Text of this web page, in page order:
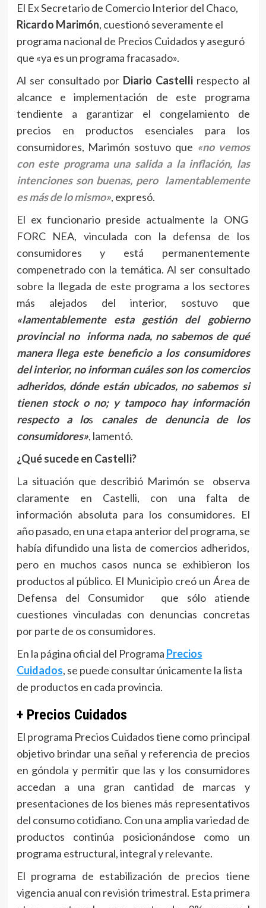
El Ex Secretario de Comercio Interior del Chaco,
Ricardo Marimón, cuestionó severamente el
programa nacional de Precios Cuidados y aseguró
que «ya es un programa fracasado».
Al ser consultado por Diario Castellirespecto al
alcance e implementación de este programa
tendiente a garantizar el congelamiento de
precios en productos esenciales para los
consumidores, Marimón sostuvo que «no vemos
con este programa una salida a la inflación, las
intenciones son buenas, pero lamentablemente
es más de lo mismo», expresó.
El ex funcionario preside actualmente la ONG
FORC NEA, vinculada con la defensa de los
consumidores y está permanentemente
compenetrado con la temática. Al ser consultado
sobre la llegada de este programa a los sectores
más alejados del interior, sostuvo que
«lamentablemente esta gestión del gobierno
provincial no informa nada, no sabemos de qué
manera llega este beneficio a los consumidores
del interior, no informan cuáles son los comercios
adheridos, dónde están ubicados, no sabemos si
tienen stock o no; y tampoco hay información
respecto a los canales de denuncia de los
consumidores», lamentó.
¿Qué sucede en Castelli?
La situación que describió Marimón se observa
claramente en Castelli, con una falta de
información absoluta para los consumidores. El
año pasado, en una etapa anterior del programa, se
había difundido una lista de comercios adheridos,
pero en muchos casos nunca se exhibieron los
productos al público. El Municipio creó un Área de
Defensa del Consumidor que sólo atiende
cuestiones vinculadas con denuncias concretas
por parte de os consumidores.
En la página oficial del Programa Precios
Cuidados, se puede consultar únicamente la lista
de productos en cada provincia.
+ Precios Cuidados
El programa Precios Cuidados tiene como principal
objetivo brindar una señal y referencia de precios
en góndola y permitir que las y los consumidores
accedan a una gran cantidad de marcas y
presentaciones de los bienes más representativos
del consumo cotidiano. Con una amplia variedad de
productos continúa posicionándose como un
programa estructural, integral y relevante.
El programa de estabilización de precios tiene
vigencia anual con revisión trimestral. Esta primera